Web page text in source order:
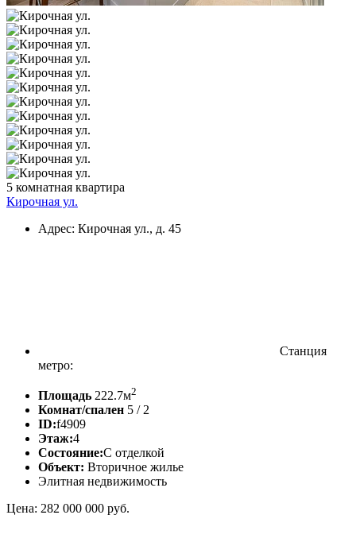
5 комнатная квартира
Кирочная ул.
Адрес: Кирочная ул., д. 45
Станция
метро:
Площадь 222.7м2
Комнат/спален 5 / 2
ID:f4909
Этаж:4
Состояние:С отделкой
Объект: Вторичное жилье
Элитная недвижимость
Цена: 282 000 000 руб.